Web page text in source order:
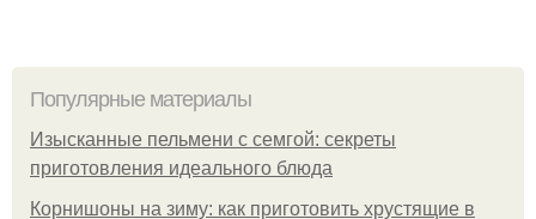
Популярные материалы
Изысканные пельмени с семгой: секреты
приготовления идеального блюда
Корнишоны на зиму: как приготовить хрустящие в